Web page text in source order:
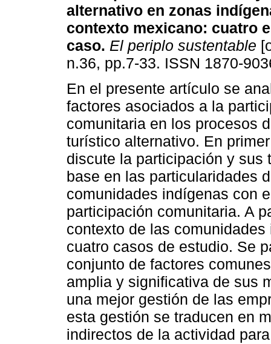
alternativo en zonas
contexto mexicano: cuatro
caso. El periplo sustentable
n.36, pp.7-33. ISSN 1870-
En el presente artículo se
factores asociados a la
comunitaria en los procesos
turístico alternativo. En
discute la participación y sus
base en las particularidades
comunidades indígenas con
participación comunitaria. A
contexto de las
cuatro casos de estudio. Se
conjunto de factores
amplia y significativa de sus
una mejor gestión de las
esta gestión se traducen en
indirectos de la actividad